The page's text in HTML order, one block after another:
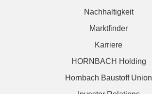
Nachhaltigkeit
Marktfinder
Karriere
HORNBACH Holding
Hornbach Baustoff Union